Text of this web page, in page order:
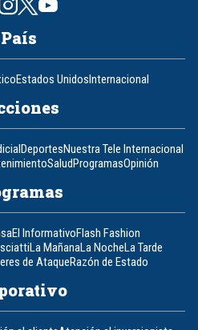
País
Estados UnidosInternacional
DeportesNuestra Tele Internacional
SaludProgramasOpinión
El InformativoFlash Fashion
La MañanaLa NocheLa Tarde
de AtaqueRazón de Estado